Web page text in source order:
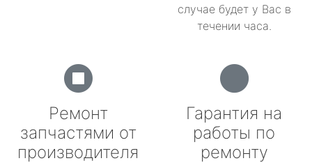
случае будет у Вас в
течении часа.
Ремонт
запчастями от
производителя
Гарантия на
работы по
ремонту